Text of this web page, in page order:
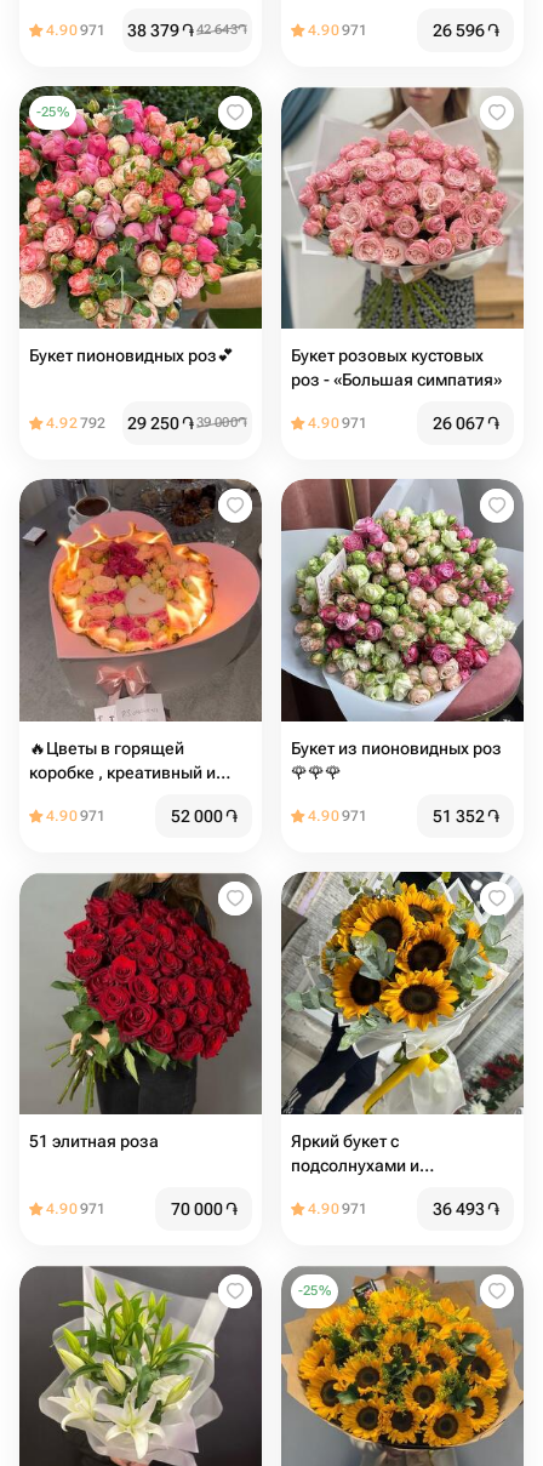
4.90971 38 379֏42 643֏ 4.90971 26 596֏
-25%
Букет пионовидных роз💕
4.92792 29 250֏39 000֏
Букет розовых кустовых
роз - «Большая симпатия»
4.90971 26 067֏
🔥Цветы в горящей
коробке , креативный и
4.90971 52 000֏
Букет из пионовидных роз
🌹🌹🌹
4.90971 51 352֏
51 элитная роза
4.90971 70 000֏
Яркий букет с
подсолнухами и
4.90971 36 493֏
-25%